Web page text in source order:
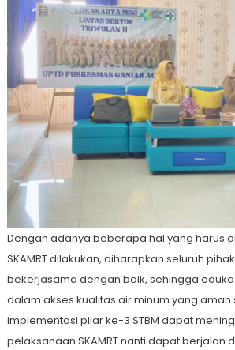
Dengan adanya beberapa hal yang harus
SKAMRT dilakukan, diharapkan seluruh
bekerjasama dengan baik, sehingga
dalam akses kualitas air minum yang
implementasi pilar ke-3 STBM dapat
pelaksanaan SKAMRT nanti dapat berjalan